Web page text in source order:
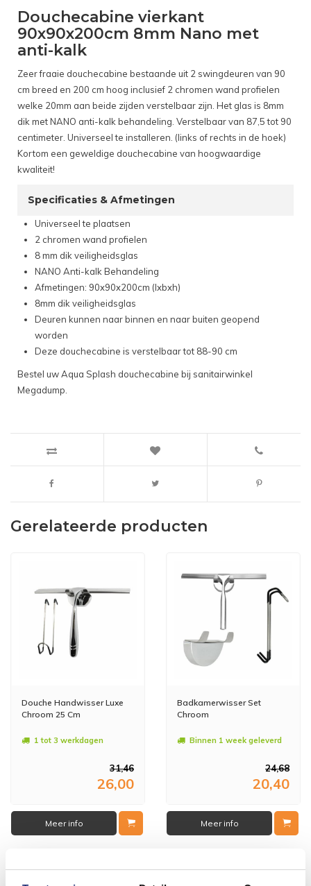
Douchecabine vierkant
90x90x200cm 8mm Nano met
anti-kalk
Zeer fraaie douchecabine bestaande uit 2 swingdeuren van 90
cm breed en 200 cm hoog inclusief 2 chromen wand profielen
welke 20mm aan beide zijden verstelbaar zijn. Het glas is 8mm
dik met NANO anti-kalk behandeling. Verstelbaar van 87,5 tot 90
centimeter. Universeel te installeren. (links of rechts in de hoek)
Kortom een geweldige douchecabine van hoogwaardige
kwaliteit!
Specificaties & Afmetingen
Universeel te plaatsen
2 chromen wand profielen
8 mm dik veiligheidsglas
NANO Anti-kalk Behandeling
Afmetingen: 90x90x200cm (lxbxh)
8mm dik veiligheidsglas
Deuren kunnen naar binnen en naar buiten geopend
worden
Deze douchecabine is verstelbaar tot 88-90 cm
Bestel uw Aqua Splash douchecabine bij sanitairwinkel
Megadump.
Gerelateerde producten
Douche Handwisser Luxe
Chroom 25 Cm
1 tot 3 werkdagen
31,46
26,00
Meer info
Badkamerwisser Set
Chroom
Binnen 1 week geleverd
24,68
20,40
Meer info